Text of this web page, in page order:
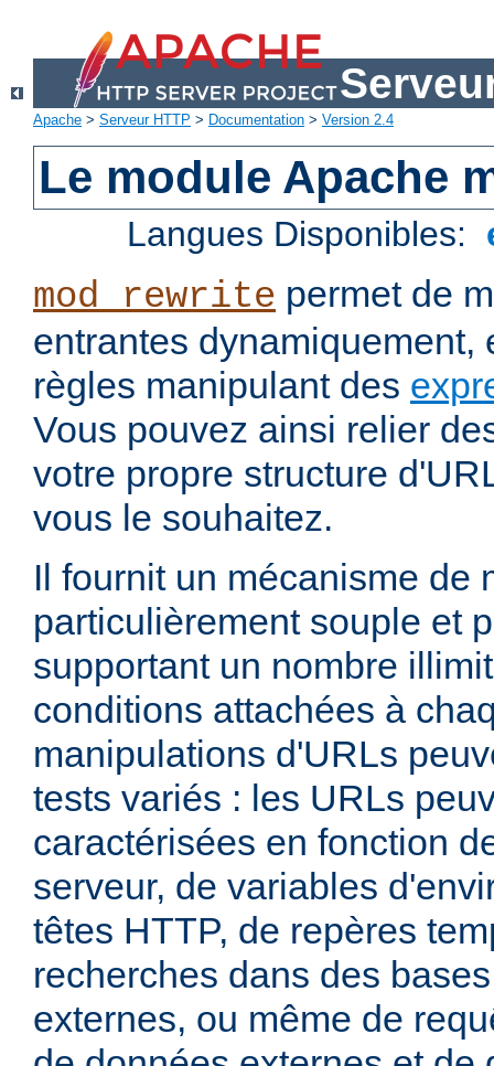
Apache > Serveur HTTP > Documentation > Version 2.4
Le module Apache
Langues Disponibles:
mod_rewrite permet de
entrantes dynamiquement,
règles manipulant des
Vous pouvez ainsi relier
votre propre structure
vous le souhaitez.
Il fournit un mécanisme de
particulièrement souple et
supportant un nombre
conditions attachées à
manipulations d'URLs
tests variés : les URLs
caractérisées en fonction
serveur, de variables
têtes HTTP, de repères
recherches dans des
externes, ou même de